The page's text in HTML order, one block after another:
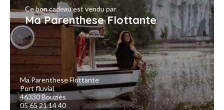
Ce bon cadeau est vendu par
Ma Parenthese Flottante
Ma Parenthese Flottante
Port fluvial
46330 Bouziès
05 65 21 14 40